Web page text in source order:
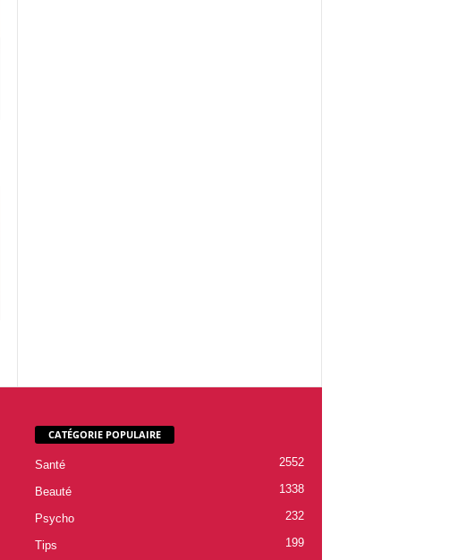
CATÉGORIE POPULAIRE
Santé 2552
Beauté 1338
Psycho 232
Tips 199